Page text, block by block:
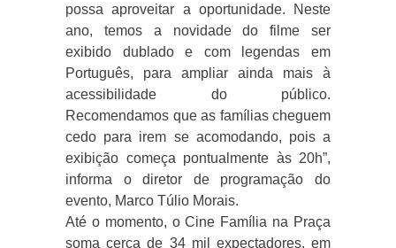
possa aproveitar a oportunidade. Neste
ano, temos a novidade do filme ser
exibido dublado e com legendas em
Português, para ampliar ainda mais à
acessibilidade do público.
Recomendamos que as famílias cheguem
cedo para irem se acomodando, pois a
exibição começa pontualmente às 20h”,
informa o diretor de programação do
evento, Marco Túlio Morais.
Até o momento, o Cine Família na Praça
soma cerca de 34 mil expectadores, em